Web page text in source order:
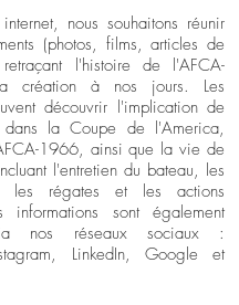
nous souhaitons réunir
(photos, films, articles de
l'histoire de l'AFCA-
création à nos jours. Les
découvrir l'implication de
la Coupe de l'America,
1966, ainsi que la vie de
l'entretien du bateau, les
les régates et les actions
informations sont également
nos réseaux sociaux :
LinkedIn, Google et